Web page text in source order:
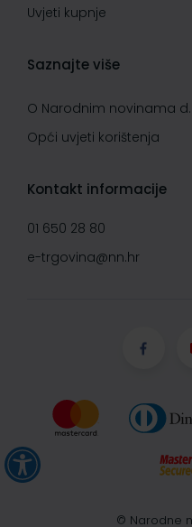
Uvjeti kupnje
Saznajte više
O Narodnim novinama
Opći uvjeti korištenja
Kontakt informacije
01 650 28 80
e-trgovina@nn.hr
© Narodne